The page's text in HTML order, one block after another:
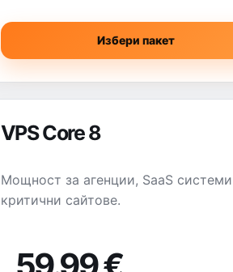
Избери пакет
VPS Core 8
Мощност за агенции, SaaS
критични сайтове.